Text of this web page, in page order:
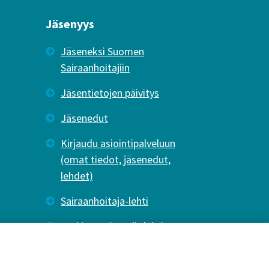
Jäsenyys
Jäseneksi Suomen
Sairaanhoitajiin
Jäsentietojen päivitys
Jäsenedut
Kirjaudu asiointipalveluun
(omat tiedot, jäsenedut,
lehdet)
Sairaanhoitaja-lehti
Tutkiva Hoitotyö -lehti